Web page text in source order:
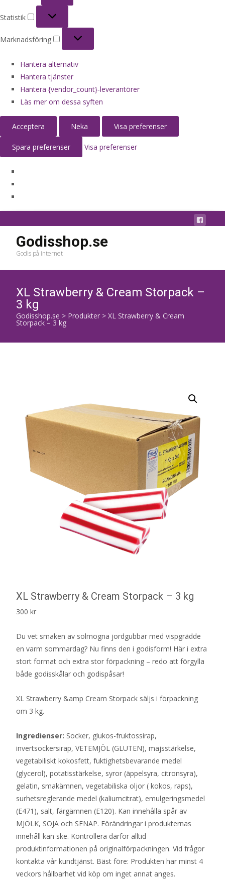
Statistik
Marknadsföring
Hantera alternativ
Hantera tjänster
Hantera {vendor_count}-leverantörer
Läs mer om dessa syften
Acceptera Neka Visa preferenser
Spara preferenser Visa preferenser
Godisshop.se
Godis på internet
XL Strawberry & Cream Storpack –
3 kg
Godisshop.se > Produkter > XL Strawberry & Cream
Storpack – 3 kg
XL Strawberry & Cream Storpack – 3 kg
300 kr
Du vet smaken av solmogna jordgubbar med vispgrädde
en varm sommardag? Nu finns den i godisform! Här i extra
stort format och extra stor förpackning – redo att förgylla
både godisskålar och godispåsar!
XL Strawberry &amp Cream Storpack säljs i förpackning
om 3 kg.
Ingredienser: Socker, glukos-fruktossirap,
invertsockersirap, VETEMJÖL (GLUTEN), majsstärkelse,
vegetabiliskt kokosfett, fuktighetsbevarande medel
(glycerol), potatisstärkelse, syror (äppelsyra, citronsyra),
gelatin, smakämnen, vegetabiliska oljor ( kokos, raps),
surhetsreglerande medel (kaliumcitrat), emulgeringsmedel
(E471), salt, färgämnen (E120). Kan innehålla spår av
MJÖLK, SOJA och SENAP. Förändringar i produkternas
innehåll kan ske. Kontrollera därför alltid
produktinformationen på originalförpackningen. Vid frågor
kontakta vår kundtjänst. Bäst före: Produkten har minst 4
veckors hållbarhet vid köp om inget annat anges.